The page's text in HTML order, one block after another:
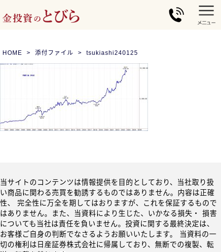
HOME 添付ファイル tsukiashi240125
当サイトのコンテンツは情報提供を目的としており、当社取り扱
い商品に関わる売買を勧誘するものではありません。内容は正確
性、 完全性に万全を期してはおりますが、これを保証するもので
はありません。また、当資料により生じた、いかなる損失・ 損害
についても当社は責任を負いません。投資に関する最終決定は、
お客様ご自身の判断でなさるようお願いいたします。 当資料の一
切の権利は日産証券株式会社に帰属しており、無断での複製、転